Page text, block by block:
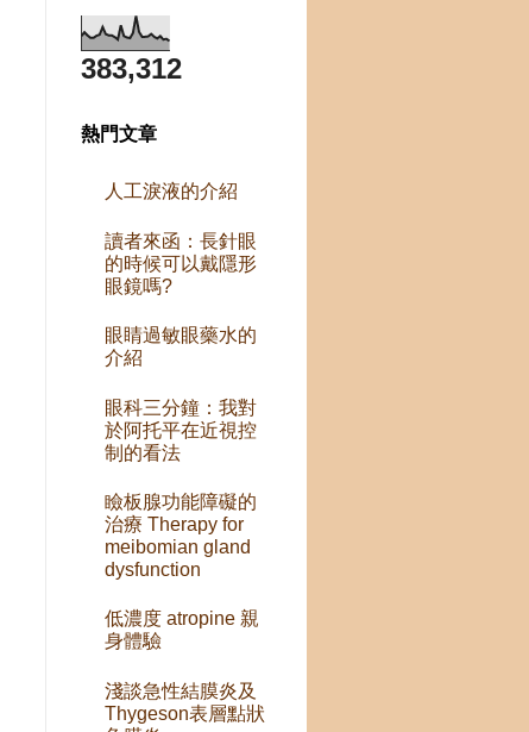
383,312
熱門文章
人工淚液的介紹
讀者來函：長針眼
的時候可以戴隱形
眼鏡嗎?
眼睛過敏眼藥水的
介紹
眼科三分鐘：我對
於阿托平在近視控
制的看法
瞼板腺功能障礙的
治療 Therapy for
meibomian gland
dysfunction
低濃度 atropine 親
身體驗
淺談急性結膜炎及
Thygeson表層點狀